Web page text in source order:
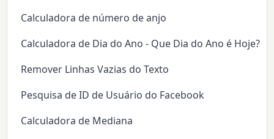
Calculadora de número de anjo
Calculadora de Dia do Ano - Que Dia do Ano é Hoje?
Remover Linhas Vazias do Texto
Pesquisa de ID de Usuário do Facebook
Calculadora de Mediana